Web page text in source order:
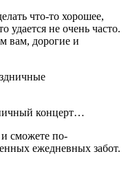
что-то хорошее,
удается не очень часто.
вам, дорогие и
концерт…
и сможете по-
ежедневных забот.